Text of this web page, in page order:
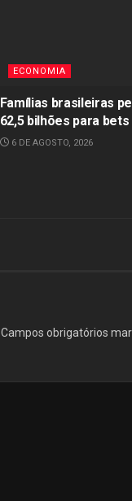
ECONOMIA
Famílias brasileiras
62,5 bilhões para
6 DE AGOSTO, 2026
Campos obrigatórios